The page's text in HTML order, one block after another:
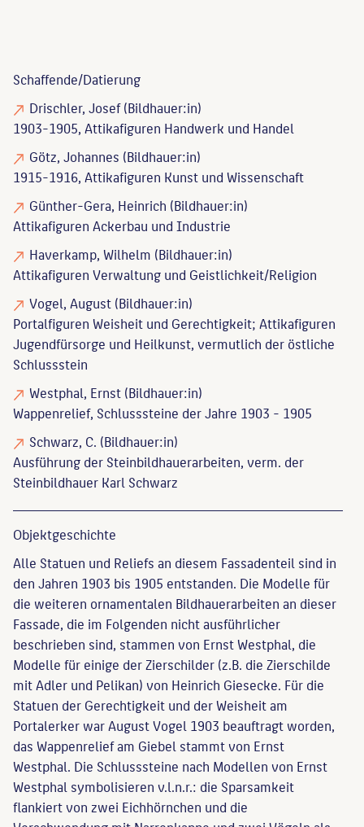
Schaffende/Datierung
Drischler, Josef(Bildhauer:in)
1903-1905, Attikafiguren Handwerk und Handel
Götz, Johannes (Bildhauer:in)
1915-1916, Attikafiguren Kunst und Wissenschaft
Günther-Gera, Heinrich (Bildhauer:in)
Attikafiguren Ackerbau und Industrie
Haverkamp, Wilhelm (Bildhauer:in)
Attikafiguren Verwaltung und Geistlichkeit/Religion
Vogel, August(Bildhauer:in)
Portalfiguren Weisheit und Gerechtigkeit; Attikafiguren
Jugendfürsorge und Heilkunst, vermutlich der östliche
Schlussstein
Westphal, Ernst(Bildhauer:in)
Wappenrelief, Schlusssteine der Jahre 1903 - 1905
Schwarz, C. (Bildhauer:in)
Ausführung der Steinbildhauerarbeiten, verm. der
Steinbildhauer Karl Schwarz
Objekt­geschichte
Alle Statuen und Reliefs an diesem Fassadenteil sind in
den Jahren 1903 bis 1905 entstanden. Die Modelle für
die weiteren ornamentalen Bildhauerarbeiten an dieser
Fassade, die im Folgenden nicht ausführlicher
beschrieben sind, stammen von Ernst Westphal, die
Modelle für einige der Zierschilder (z.B. die Zierschilde
mit Adler und Pelikan) von Heinrich Giesecke. Für die
Statuen der Gerechtigkeit und der Weisheit am
Portalerker war August Vogel 1903 beauftragt worden,
das Wappenrelief am Giebel stammt von Ernst
Westphal. Die Schlusssteine nach Modellen von Ernst
Westphal symbolisieren v.l.n.r.: die Sparsamkeit
flankiert von zwei Eichhörnchen und die